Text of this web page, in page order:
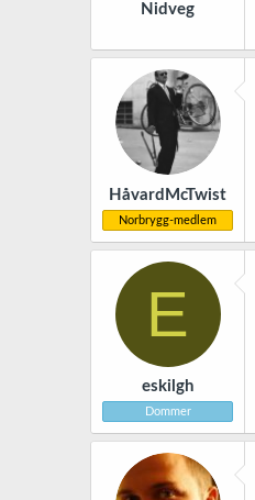
Nidveg
HåvardMcTwist
Norbrygg-medlem
E
eskilgh
Dommer